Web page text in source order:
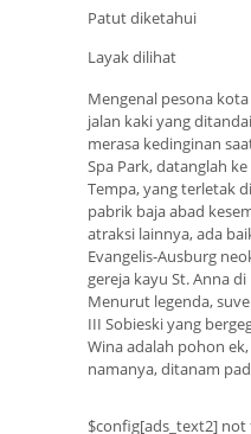
Patut diketahui
Layak dilihat
Mengenal pesona
jalan kaki yang
merasa kedinginan
Spa Park, datanglah
Tempa, yang terletak
pabrik baja abad
atraksi lainnya, ada
Evangelis-Ausburg
gereja kayu St. Anna
Menurut legenda,
III Sobieski yang
Wina adalah pohon
namanya, ditanam
$config[ads_text2] not